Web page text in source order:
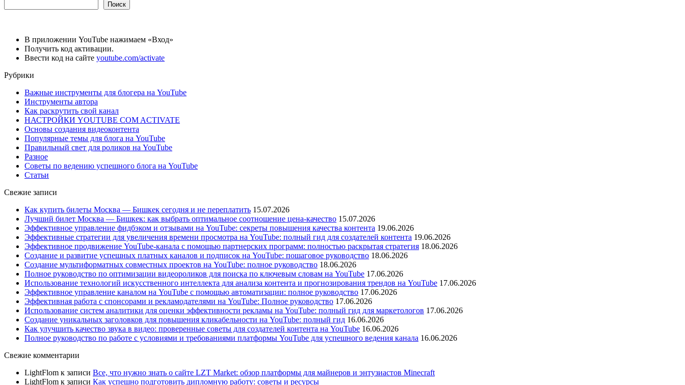
Поиск
В приложении YouTube нажимаем «Вход»
Получить код активации.
Ввести код на сайте youtube.com/activate
Рубрики
Важные инструменты для блогера на YouTube
Инструменты автора
Как раскрутить свой канал
НАСТРОЙКИ YOUTUBE COM ACTIVATE
Основы создания видеоконтента
Популярные темы для блога на YouTube
Правильный свет для роликов на YouTube
Разное
Советы по ведению успешного блога на YouTube
Статьи
Свежие записи
Как купить билеты Москва — Бишкек сегодня и не переплатить 15.07.2026
Лучший билет Москва — Бишкек: как выбрать оптимальное соотношение цена-качество 15.07.2026
Эффективное управление фидбэком и отзывами на YouTube: секреты повышения качества контента 19.06.2026
Эффективные стратегии для увеличения времени просмотра на YouTube: полный гид для создателей контента 19.06.2026
Эффективное продвижение YouTube-канала с помощью партнерских программ: полностью раскрытая стратегия 18.06.2026
Создание и развитие успешных платных каналов и подписок на YouTube: пошаговое руководство 18.06.2026
Создание мультиформатных совместных проектов на YouTube: полное руководство 18.06.2026
Полное руководство по оптимизации видеороликов для поиска по ключевым словам на YouTube 17.06.2026
Использование технологий искусственного интеллекта для анализа контента и прогнозирования трендов на YouTube 17.06.2026
Эффективное управление каналом на YouTube с помощью автоматизации: полное руководство 17.06.2026
Эффективная работа с спонсорами и рекламодателями на YouTube: Полное руководство 17.06.2026
Использование систем аналитики для оценки эффективности рекламы на YouTube: полный гид для маркетологов 17.06.2026
Создание уникальных заголовков для повышения кликабельности на YouTube: полный гид 16.06.2026
Как улучшить качество звука в видео: проверенные советы для создателей контента на YouTube 16.06.2026
Полное руководство по работе с условиями и требованиями платформы YouTube для успешного ведения канала 16.06.2026
Свежие комментарии
LightFlom к записи Все, что нужно знать о сайте LZT Market: обзор платформы для майнеров и энтузиастов Minecraft
LightFlom к записи Как успешно подготовить дипломную работу: советы и ресурсы